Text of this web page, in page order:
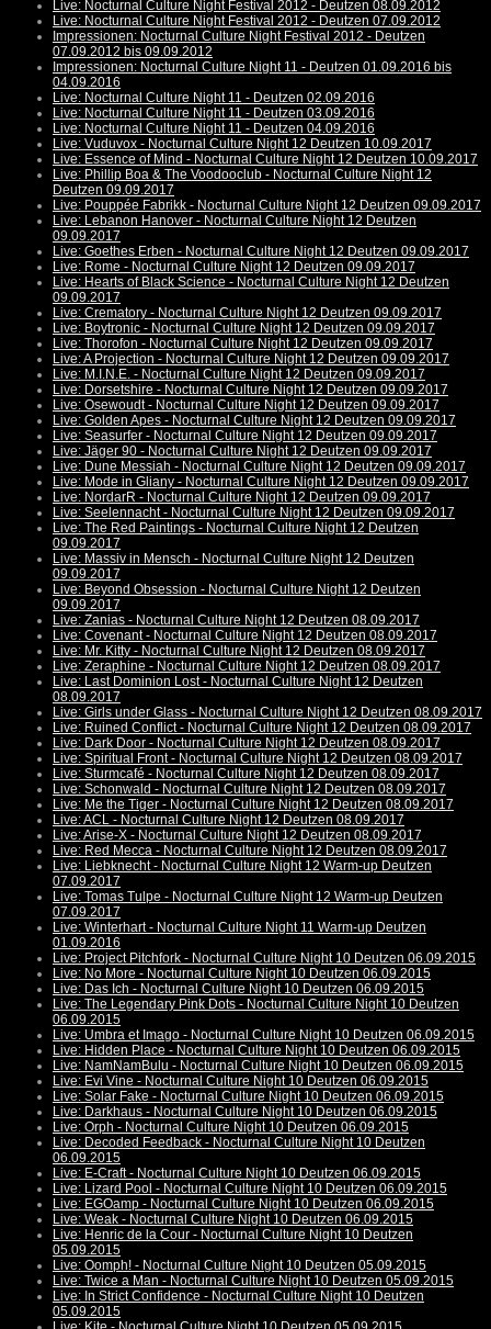
Live: Nocturnal Culture Night Festival 2012 - Deutzen 08.09.2012
Live: Nocturnal Culture Night Festival 2012 - Deutzen 07.09.2012
Impressionen: Nocturnal Culture Night Festival 2012 - Deutzen
07.09.2012 bis 09.09.2012
Impressionen: Nocturnal Culture Night 11 - Deutzen 01.09.2016 bis
04.09.2016
Live: Nocturnal Culture Night 11 - Deutzen 02.09.2016
Live: Nocturnal Culture Night 11 - Deutzen 03.09.2016
Live: Nocturnal Culture Night 11 - Deutzen 04.09.2016
Live: Vuduvox - Nocturnal Culture Night 12 Deutzen 10.09.2017
Live: Essence of Mind - Nocturnal Culture Night 12 Deutzen 10.09.2017
Live: Phillip Boa & The Voodooclub - Nocturnal Culture Night 12
Deutzen 09.09.2017
Live: Pouppée Fabrikk - Nocturnal Culture Night 12 Deutzen 09.09.2017
Live: Lebanon Hanover - Nocturnal Culture Night 12 Deutzen
09.09.2017
Live: Goethes Erben - Nocturnal Culture Night 12 Deutzen 09.09.2017
Live: Rome - Nocturnal Culture Night 12 Deutzen 09.09.2017
Live: Hearts of Black Science - Nocturnal Culture Night 12 Deutzen
09.09.2017
Live: Crematory - Nocturnal Culture Night 12 Deutzen 09.09.2017
Live: Boytronic - Nocturnal Culture Night 12 Deutzen 09.09.2017
Live: Thorofon - Nocturnal Culture Night 12 Deutzen 09.09.2017
Live: A Projection - Nocturnal Culture Night 12 Deutzen 09.09.2017
Live: M.I.N.E. - Nocturnal Culture Night 12 Deutzen 09.09.2017
Live: Dorsetshire - Nocturnal Culture Night 12 Deutzen 09.09.2017
Live: Osewoudt - Nocturnal Culture Night 12 Deutzen 09.09.2017
Live: Golden Apes - Nocturnal Culture Night 12 Deutzen 09.09.2017
Live: Seasurfer - Nocturnal Culture Night 12 Deutzen 09.09.2017
Live: Jäger 90 - Nocturnal Culture Night 12 Deutzen 09.09.2017
Live: Dune Messiah - Nocturnal Culture Night 12 Deutzen 09.09.2017
Live: Mode in Gliany - Nocturnal Culture Night 12 Deutzen 09.09.2017
Live: NordarR - Nocturnal Culture Night 12 Deutzen 09.09.2017
Live: Seelennacht - Nocturnal Culture Night 12 Deutzen 09.09.2017
Live: The Red Paintings - Nocturnal Culture Night 12 Deutzen
09.09.2017
Live: Massiv in Mensch - Nocturnal Culture Night 12 Deutzen
09.09.2017
Live: Beyond Obsession - Nocturnal Culture Night 12 Deutzen
09.09.2017
Live: Zanias - Nocturnal Culture Night 12 Deutzen 08.09.2017
Live: Covenant - Nocturnal Culture Night 12 Deutzen 08.09.2017
Live: Mr. Kitty - Nocturnal Culture Night 12 Deutzen 08.09.2017
Live: Zeraphine - Nocturnal Culture Night 12 Deutzen 08.09.2017
Live: Last Dominion Lost - Nocturnal Culture Night 12 Deutzen
08.09.2017
Live: Girls under Glass - Nocturnal Culture Night 12 Deutzen 08.09.2017
Live: Ruined Conflict - Nocturnal Culture Night 12 Deutzen 08.09.2017
Live: Dark Door - Nocturnal Culture Night 12 Deutzen 08.09.2017
Live: Spiritual Front - Nocturnal Culture Night 12 Deutzen 08.09.2017
Live: Sturmcafé - Nocturnal Culture Night 12 Deutzen 08.09.2017
Live: Schonwald - Nocturnal Culture Night 12 Deutzen 08.09.2017
Live: Me the Tiger - Nocturnal Culture Night 12 Deutzen 08.09.2017
Live: ACL - Nocturnal Culture Night 12 Deutzen 08.09.2017
Live: Arise-X - Nocturnal Culture Night 12 Deutzen 08.09.2017
Live: Red Mecca - Nocturnal Culture Night 12 Deutzen 08.09.2017
Live: Liebknecht - Nocturnal Culture Night 12 Warm-up Deutzen
07.09.2017
Live: Tomas Tulpe - Nocturnal Culture Night 12 Warm-up Deutzen
07.09.2017
Live: Winterhart - Nocturnal Culture Night 11 Warm-up Deutzen
01.09.2016
Live: Project Pitchfork - Nocturnal Culture Night 10 Deutzen 06.09.2015
Live: No More - Nocturnal Culture Night 10 Deutzen 06.09.2015
Live: Das Ich - Nocturnal Culture Night 10 Deutzen 06.09.2015
Live: The Legendary Pink Dots - Nocturnal Culture Night 10 Deutzen
06.09.2015
Live: Umbra et Imago - Nocturnal Culture Night 10 Deutzen 06.09.2015
Live: Hidden Place - Nocturnal Culture Night 10 Deutzen 06.09.2015
Live: NamNamBulu - Nocturnal Culture Night 10 Deutzen 06.09.2015
Live: Evi Vine - Nocturnal Culture Night 10 Deutzen 06.09.2015
Live: Solar Fake - Nocturnal Culture Night 10 Deutzen 06.09.2015
Live: Darkhaus - Nocturnal Culture Night 10 Deutzen 06.09.2015
Live: Orph - Nocturnal Culture Night 10 Deutzen 06.09.2015
Live: Decoded Feedback - Nocturnal Culture Night 10 Deutzen
06.09.2015
Live: E-Craft - Nocturnal Culture Night 10 Deutzen 06.09.2015
Live: Lizard Pool - Nocturnal Culture Night 10 Deutzen 06.09.2015
Live: EGOamp - Nocturnal Culture Night 10 Deutzen 06.09.2015
Live: Weak - Nocturnal Culture Night 10 Deutzen 06.09.2015
Live: Henric de la Cour - Nocturnal Culture Night 10 Deutzen
05.09.2015
Live: Oomph! - Nocturnal Culture Night 10 Deutzen 05.09.2015
Live: Twice a Man - Nocturnal Culture Night 10 Deutzen 05.09.2015
Live: In Strict Confidence - Nocturnal Culture Night 10 Deutzen
05.09.2015